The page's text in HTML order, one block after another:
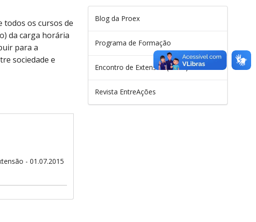
todos os cursos de
da carga horária
para a
sociedade e
- 01.07.2015
Blog da Proex
Programa de Formação
Encontro de Extensão (ENEX)
Revista EntreAções